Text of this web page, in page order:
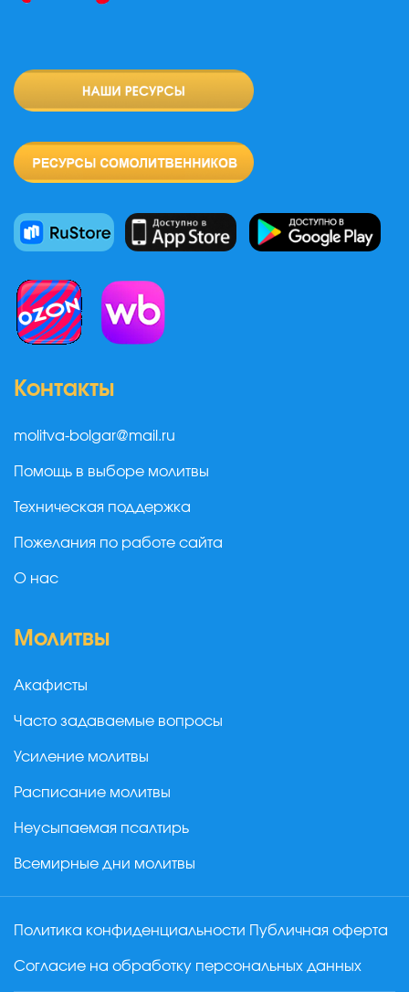
Контакты
molitva-bolgar@mail.ru
Помощь в выборе молитвы
Техническая поддержка
Пожелания по работе сайта
О нас
Молитвы
Акафисты
Часто задаваемые вопросы
Усиление молитвы
Расписание молитвы
Неусыпаемая псалтирь
Всемирные дни молитвы
Политика конфиденциальности Публичная оферта
Согласие на обработку персональных данных